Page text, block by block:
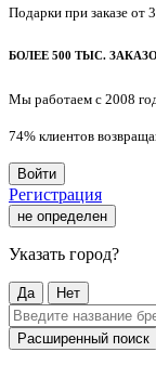
Подарки при заказе от
БОЛЕЕ 500 ТЫС.
Мы работаем с 2008
74% клиентов
Войти
Регистрация
не определен
Указать город?
Да Нет
Расширенный поиск